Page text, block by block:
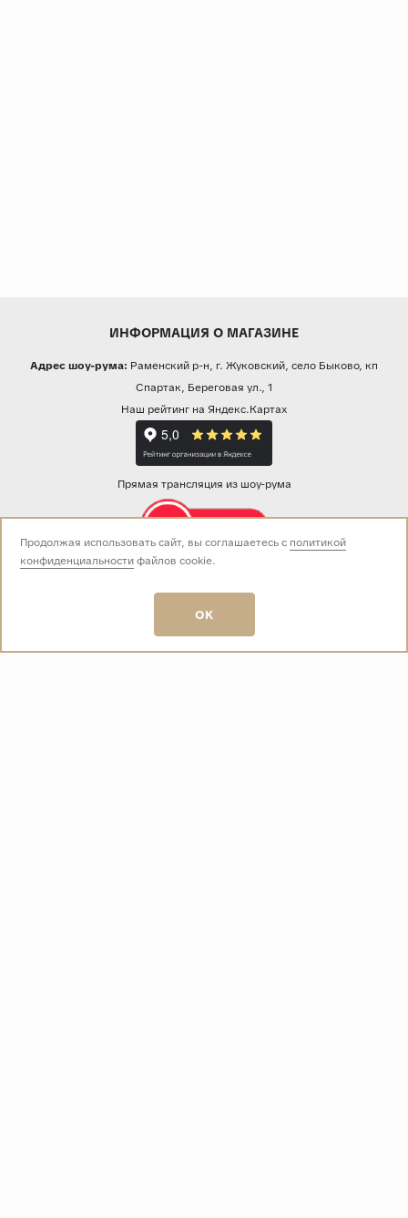
ИНФОРМАЦИЯ О МАГАЗИНЕ
Адрес шоу-рума: Раменский р-н, г. Жуковский, село Быково, кп
Спартак, Береговая ул., 1
Наш рейтинг на Яндекс.Картах
Прямая трансляция из шоу-рума
Звоните нам:
пн-вс 10:00 - 19:00
E-mail:
info@baza-plitki.ru
Продолжая использовать сайт, вы соглашаетесь с политикой
конфиденциальностифайлов cookie.
OK